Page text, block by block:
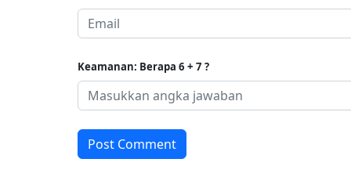
Keamanan: Berapa 6 + 7 ?
Post Comment